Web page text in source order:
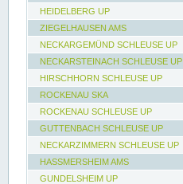
HEIDELBERG UP
ZIEGELHAUSEN AMS
NECKARGEMÜND SCHLEUSE UP
NECKARSTEINACH SCHLEUSE UP
HIRSCHHORN SCHLEUSE UP
ROCKENAU SKA
ROCKENAU SCHLEUSE UP
GUTTENBACH SCHLEUSE UP
NECKARZIMMERN SCHLEUSE UP
HASSMERSHEIM AMS
GUNDELSHEIM UP